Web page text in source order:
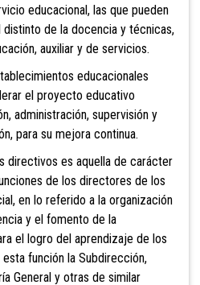
educacional, las que pueden
de la docencia y técnicas,
auxiliar y de servicios.
educacionales
el proyecto educativo
administración, supervisión y
para su mejora continua.
directivos es aquella de carácter
de los directores de los
en lo referido a la organización
y el fomento de la
el logro del aprendizaje de los
función la Subdirección,
General y otras de similar